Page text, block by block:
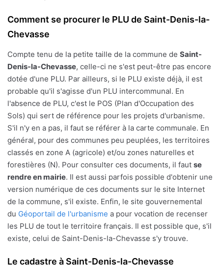
Comment se procurer le PLU de Saint-Denis-la-
Chevasse
Compte tenu de la petite taille de la commune de Saint-
Denis-la-Chevasse, celle-ci ne s'est peut-être pas encore
dotée d'une PLU. Par ailleurs, si le PLU existe déjà, il est
probable qu'il s'agisse d'un PLU intercommunal. En
l'absence de PLU, c'est le POS (Plan d'Occupation des
Sols) qui sert de référence pour les projets d'urbanisme.
S'il n'y en a pas, il faut se référer à la carte communale. En
général, pour des communes peu peuplées, les territoires
classés en zone A (agricole) et/ou zones naturelles et
forestières (N). Pour consulter ces documents, il faut se
rendre en mairie. Il est aussi parfois possible d'obtenir une
version numérique de ces documents sur le site Internet
de la commune, s'il existe. Enfin, le site gouvernemental
du Géoportail de l'urbanisme a pour vocation de recenser
les PLU de tout le territoire français. Il est possible que, s'il
existe, celui de Saint-Denis-la-Chevasse s'y trouve.
Le cadastre à Saint-Denis-la-Chevasse